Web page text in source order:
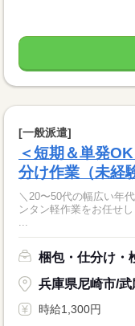
[一般派遣]
＜短期＆単発
分け作業（未経
＼20〜50代の幅広い年代が活躍中／ 仕分け作
ンタン軽作業をお任せします！ - - - - - - - - - - - - - - 他
...
梱包・仕分け・
兵庫県尼崎市/武
時給1,300円